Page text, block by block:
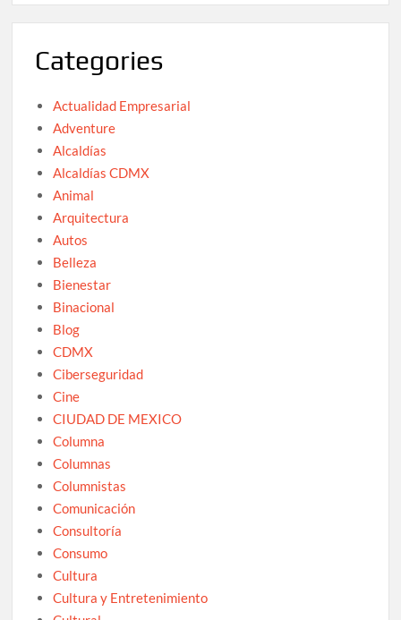
Categories
Actualidad Empresarial
Adventure
Alcaldías
Alcaldías CDMX
Animal
Arquitectura
Autos
Belleza
Bienestar
Binacional
Blog
CDMX
Ciberseguridad
Cine
CIUDAD DE MEXICO
Columna
Columnas
Columnistas
Comunicación
Consultoría
Consumo
Cultura
Cultura y Entretenimiento